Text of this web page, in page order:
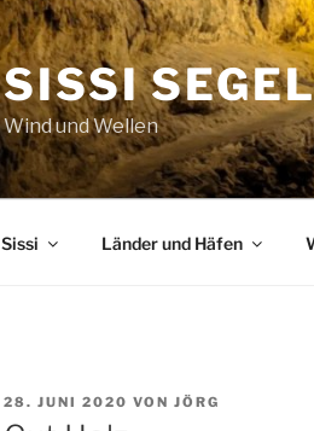
SISSI
Wind und Wellen
Sissi Länder und Häfen
VERÖFFENTLICHT
AM
28. JUNI 2020 VON JÖRG